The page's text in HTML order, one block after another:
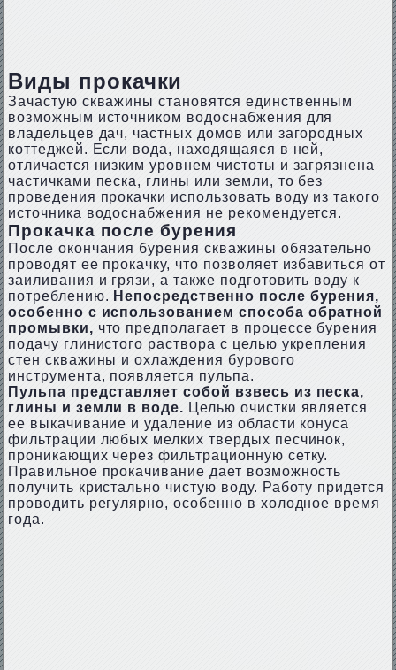
Виды прокачки
Зачастую скважины становятся единственным
возможным источником водоснабжения для
владельцев дач, частных домов или загородных
коттеджей. Если вода, находящаяся в ней,
отличается низким уровнем чистоты и загрязнена
частичками песка, глины или земли, то без
проведения прокачки использовать воду из такого
источника водоснабжения не рекомендуется.
Прокачка после бурения
После окончания бурения скважины обязательно
проводят ее прокачку, что позволяет избавиться от
заиливания и грязи, а также подготовить воду к
потреблению. Непосредственно после бурения,
особенно с использованием способа обратной
промывки, что предполагает в процессе бурения
подачу глинистого раствора с целью укрепления
стен скважины и охлаждения бурового
инструмента, появляется пульпа.
Пульпа представляет собой взвесь из песка,
глины и земли в воде. Целью очистки является
ее выкачивание и удаление из области конуса
фильтрации любых мелких твердых песчинок,
проникающих через фильтрационную сетку.
Правильное прокачивание дает возможность
получить кристально чистую воду. Работу придется
проводить регулярно, особенно в холодное время
года.